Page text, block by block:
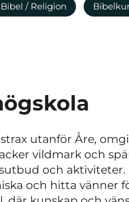
/ Religion
utanför Åre,
vildmark och
och
och hitta vänner